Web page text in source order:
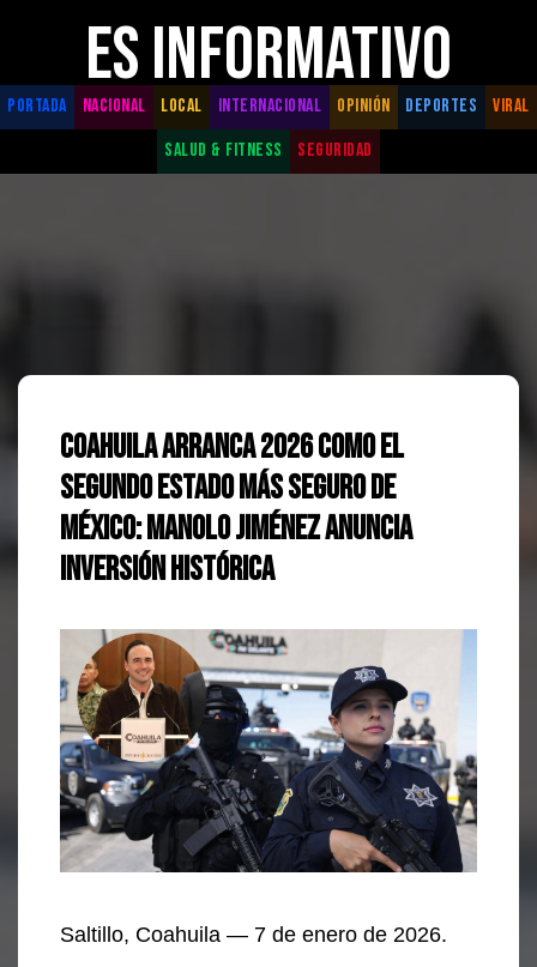
ES INFORMATIVO
PORTADA NACIONAL LOCAL INTERNACIONAL OPINIÓN DEPORTES
VIRAL
SALUD & FITNESS
SEGURIDAD
Coahuila arranca 2026 como el
segundo estado más seguro de
México: Manolo Jiménez anuncia
inversión histórica
Saltillo, Coahuila — 7 de enero de 2026.